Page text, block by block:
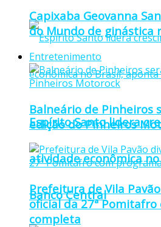
Espírito Santo lidera
atividade econômica
Banco Central
Capixaba Geovanna
do Mundo de ginástica
Entretenimento
Balneário de Pinheiros
edição do Pinheiros
Prefeitura de Vila
oficial da 27ª
completa